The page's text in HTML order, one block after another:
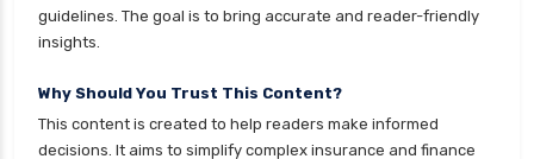
health insurance stocks india
health insurance tax benefits 80d
health insurance thane
guidelines. The goal is to bring accurate and reader-friendly
insights.
Why Should You Trust This Content?
This content is created to help readers make informed
decisions. It aims to simplify complex insurance and finance